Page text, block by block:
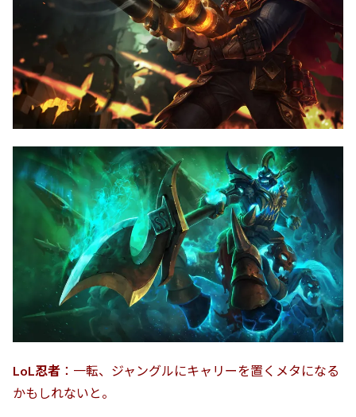
LoL忍者 ：一転、ジャングルにキャリーを置くメタになる
かもしれないと。